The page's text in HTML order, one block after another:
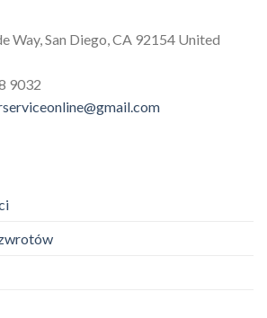
Way, San Diego, CA 92154 United
9032